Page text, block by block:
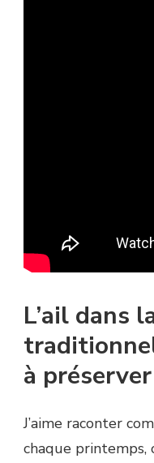
L’ail dans
à préserver
J’aime raconter
chaque printemps,